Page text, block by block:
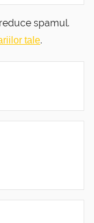
spamul.
tale.